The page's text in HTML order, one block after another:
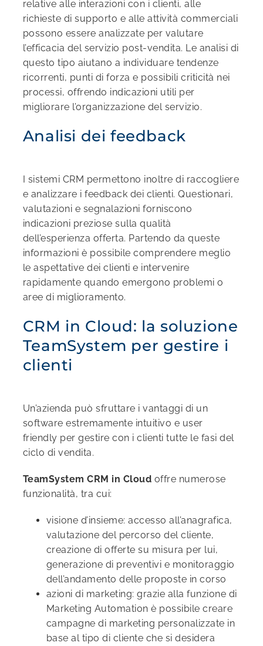
relative alle interazioni con i clienti, alle
richieste di supporto e alle attività commerciali
possono essere analizzate per valutare
l’efficacia del servizio post-vendita. Le analisi di
questo tipo aiutano a individuare tendenze
ricorrenti, punti di forza e possibili criticità nei
processi, offrendo indicazioni utili per
migliorare l’organizzazione del servizio.
Analisi dei feedback
I sistemi CRM permettono inoltre di raccogliere
e analizzare i feedback dei clienti. Questionari,
valutazioni e segnalazioni forniscono
indicazioni preziose sulla qualità
dell’esperienza offerta. Partendo da queste
informazioni è possibile comprendere meglio
le aspettative dei clienti e intervenire
rapidamente quando emergono problemi o
aree di miglioramento.
CRM in Cloud: la soluzione
TeamSystem per gestire i
clienti
Un’azienda può sfruttare i vantaggi di un
software estremamente intuitivo e user
friendly per gestire con i clienti tutte le fasi del
ciclo di vendita.
TeamSystem CRM in Cloud offre numerose
funzionalità, tra cui:
visione d’insieme: accesso all’anagrafica,
valutazione del percorso del cliente,
creazione di offerte su misura per lui,
generazione di preventivi e monitoraggio
dell’andamento delle proposte in corso
azioni di marketing: grazie alla funzione di
Marketing Automation è possibile creare
campagne di marketing personalizzate in
base al tipo di cliente che si desidera